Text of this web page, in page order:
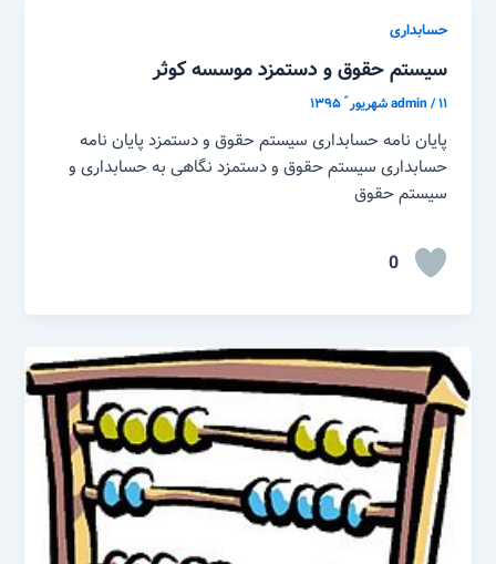
حسابداری
سیستم حقوق و دستمزد موسسه کوثر
admin/۱۱ شهریور ّ ۱۳۹۵
پایان نامه حسابداری سیستم حقوق و دستمزد پایان نامه
حسابداری سیستم حقوق و دستمزد نگاهی به حسابداری و
سیستم حقوق
0